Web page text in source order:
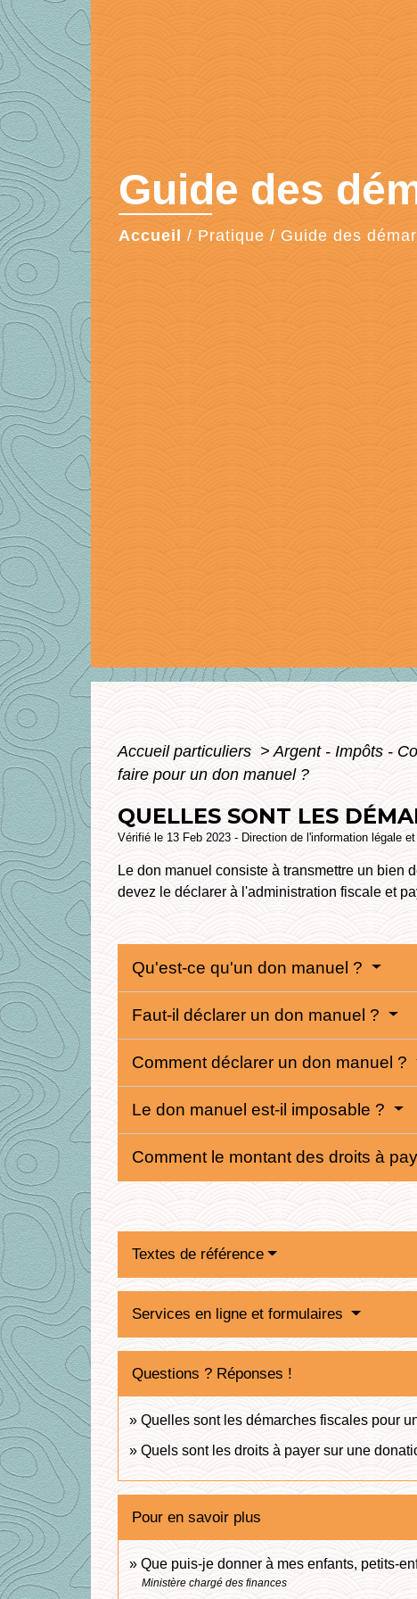
Guide des
Accueil / Pratique / Guide des
Accueil particuliers > Argent - Impôts -
faire pour un don manuel ?
QUELLES SONT LES
Vérifié le 13 Feb 2023 - Direction de l'information légale
Le don manuel consiste à transmettre un bien
devez le déclarer à l'administration fiscale et
Qu'est-ce qu'un don manuel ?
Faut-il déclarer un don manuel ?
Comment déclarer un don manuel ?
Le don manuel est-il imposable ?
Comment le montant des droits à
Textes de référence
Services en ligne et formulaires
Questions ? Réponses !
Quelles sont les démarches fiscales pour
Quels sont les droits à payer sur une
Pour en savoir plus
Que puis-je donner à mes enfants, petits-
Ministère chargé des finances